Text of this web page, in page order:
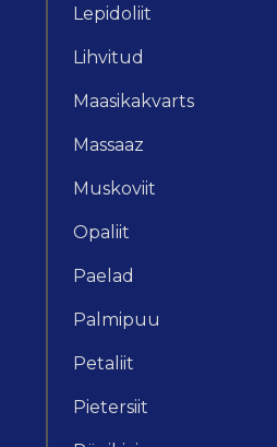
Lepidoliit
Lihvitud
Maasikakvarts
Massaaz
Muskoviit
Opaliit
Paelad
Palmipuu
Petaliit
Pietersiit